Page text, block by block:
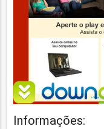
Informações: